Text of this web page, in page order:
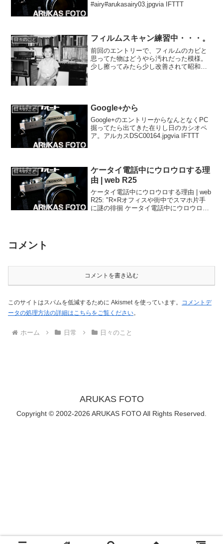
#airy#arukasairy03.jpgvia IFTTT
日々のこと フィルムスキャン練習中・・・。
前回のエントリーで、フィルムのカビと
思ってた物はどうやら汚れだった模様。
少し擦ってみたら少し改善されて昭和の
日々のこと Google+から
Google+のエントリーからなんとなくPC
掘ってたら出てきた在りし日のカシオペ
ア。アルカスDSC00164.jpgvia IFTTT
日々のこと
ケータイ電話中にウロウロする理
由 | web R25
ケータイ電話中にウロウロする理由 | web
R25: "R×Rオフィスや街中でスマホ片手
に謎の徘徊 ケータイ電話中にウロウロす
コメント
コメントを書き込む
このサイトはスパムを低減するために Akismet を使っています。 コメントデ
ータの処理方法の詳細はこちらをご覧ください。
ホーム 日常 日々のこと
ARUKAS FOTO
Copyright © 2002-2026 ARUKAS FOTO All Rights Reserved.